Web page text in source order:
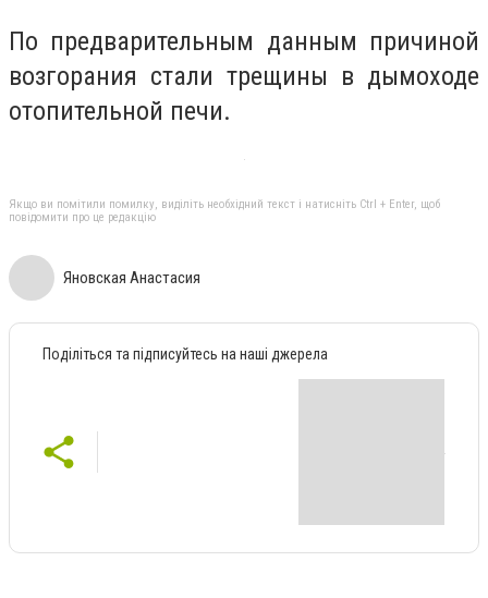
По предварительным данным причиной
возгорания стали трещины в дымоходе
отопительной печи.
Якщо ви помітили помилку, виділіть необхідний текст і натисніть Ctrl + Enter, щоб
повідомити про це редакцію
Яновская Анастасия
Поділіться та підписуйтесь на наші джерела